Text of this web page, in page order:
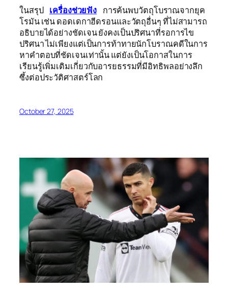
ในสรุป เครื่องช่วยฟัง การค้นพบวัตถุโบราณจากยุค
โรมัน เช่น ดอดเดกาฮีดรอนและวัตถุอื่นๆ ที่ไม่สามารถ
อธิบายได้อย่างชัดเจน ยังคงเป็นปริศนาที่รอการไข
ปริศนา ไม่เพียงแต่เป็นการท้าทายนักโบราณคดีในการ
หาคำตอบที่ชัดเจนเท่านั้น แต่ยังเป็นโอกาสในการ
เรียนรู้เพิ่มเติมเกี่ยวกับอารยธรรมที่มีอิทธิพลอย่างลึก
ซึ้งต่อประวัติศาสตร์โลก
October 27, 2025